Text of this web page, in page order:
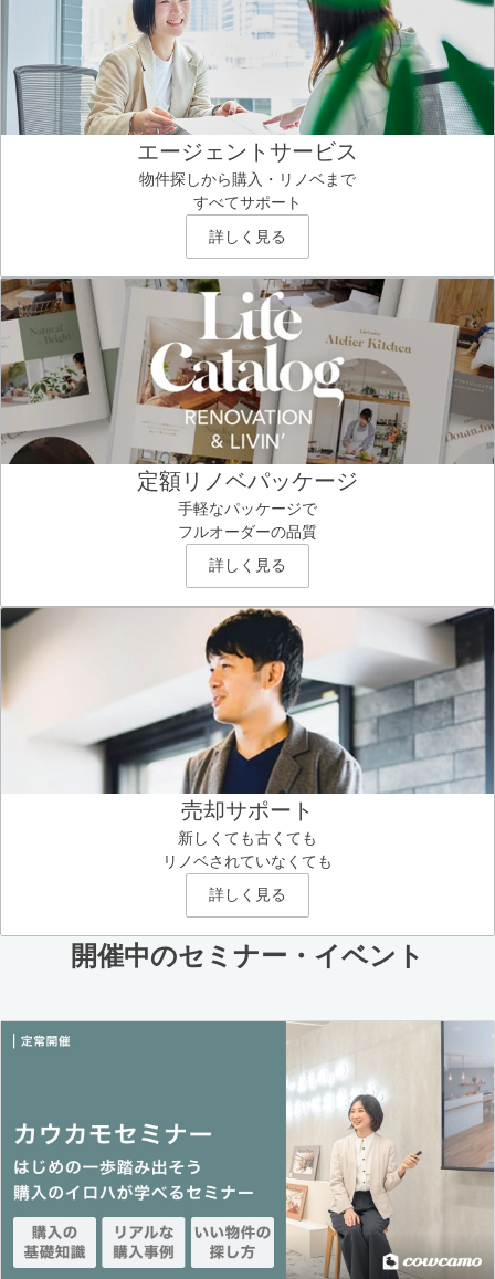
エージェントサービス
物件探しから購入・リノベまで
すべてサポート
詳しく見る
定額リノベパッケージ
手軽なパッケージで
フルオーダーの品質
詳しく見る
売却サポート
新しくても古くても
リノベされていなくても
詳しく見る
開催中のセミナー・イベント